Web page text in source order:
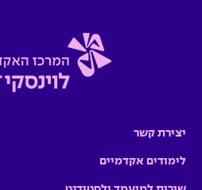
יצירת קשר
לימודים אקדמיים